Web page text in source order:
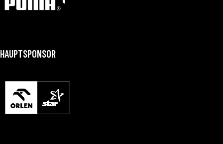
HAUPTSPONSOR